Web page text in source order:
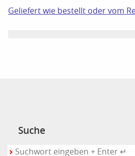
Geliefert wie bestellt oder vom
Suche